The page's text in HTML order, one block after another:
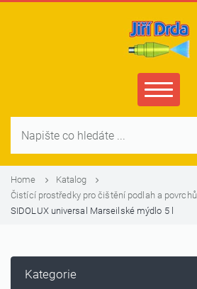
Home
Katalog
Čistící prostředky pro čištění podlah a povrchů
SIDOLUX universal Marseilské mýdlo 5 l
Kategorie